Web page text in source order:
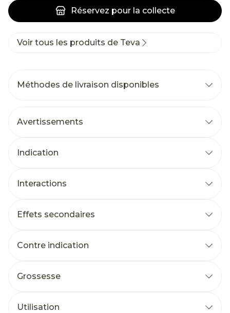
Réservez pour la collecte
Voir tous les produits de Teva
Méthodes de livraison disponibles
Avertissements
Indication
Interactions
Effets secondaires
Contre indication
Grossesse
Utilisation